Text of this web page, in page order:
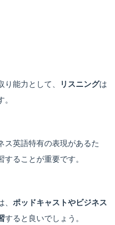
能力として、 リスニングは
ス英語特有の表現があるた
ることが重要です。
ポッドキャストやビジネス
すると良いでしょう。